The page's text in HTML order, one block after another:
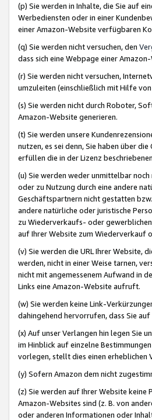
(p) Sie werden in Inhalte, die Sie auf
Werbediensten oder in einer
einer Amazon-Website verfügbaren
(q) Sie werden nicht versuchen, den
dass sich eine Webpage einer
(r) Sie werden nicht versuchen,
umzuleiten (einschließlich mit Hilfe
(s) Sie werden nicht durch Roboter,
Amazon-Website generieren.
(t) Sie werden unsere
nutzen, es sei denn, Sie haben über
erfüllen die in der Lizenz
(u) Sie werden weder unmittelbar
oder zu Nutzung durch eine andere
Geschäftspartnern nicht gestatten
andere natürliche oder juristische
zu Wiederverkaufs- oder
auf Ihrer Website zum Wiederverkauf
(v) Sie werden die URL Ihrer Website,
werden, nicht in einer Weise tarnen,
nicht mit angemessenem Aufwand in
Links eine Amazon-Website aufruft.
(w) Sie werden keine Link-
dahingehend hervorrufen, dass Sie
(x) Auf unser Verlangen hin legen Sie
im Hinblick auf einzelne
vorlegen, stellt dies einen erheblichen
(y) Sofern Amazon dem nicht
(z) Sie werden auf Ihrer Website
Amazon-Websites sind (z. B. von
oder anderen Informationen oder